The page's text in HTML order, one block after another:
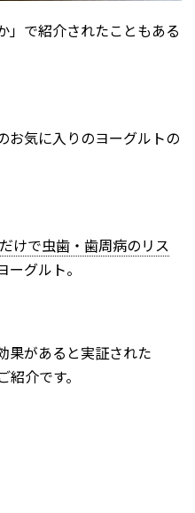
」で紹介されたこともある
お気に入りのヨーグルトの
けで虫歯・歯周病のリス
ーグルト。
果があると実証された
介です。